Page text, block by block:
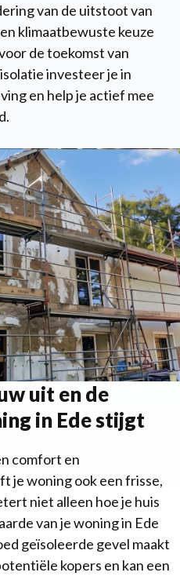
van de uitstoot van
klimaatbewuste keuze
de toekomst van
investeer je in
en help je actief mee
uit en de
in Ede stijgt
comfort en
je woning ook een frisse,
niet alleen hoe je huis
van je woning in Ede
geïsoleerde gevel maakt
kopers en kan een